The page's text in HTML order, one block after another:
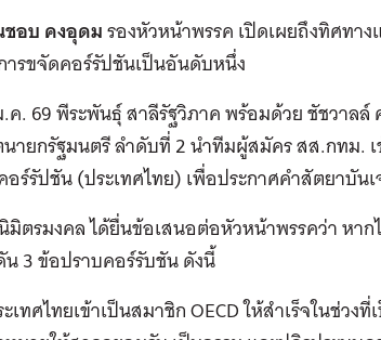
อบ คงอุดมรองหัวหน้าพรรค เปิดเผยถึงทิศทา
รขจัดคอร์รัปชันเป็นอันดับหนึ่ง
. 69 พีระพันธุ์ สาลีรัฐวิภาค พร้อมด้วย ชัชวาลล์
ายกรัฐมนตรี ลำดับที่ 2 นำทีมผู้สมัคร สส.กทม.
ร์รัปชัน (ประเทศไทย) เพื่อประกาศคำสัตยาบั
ตรมงคล ได้ยื่นข้อเสนอต่อหัวหน้าพรรคว่า หาก
3 ข้อปราบคอร์รับชัน ดังนี้
เทศไทยเข้าเป็นสมาชิก OECD ให้สำเร็จในช่วง